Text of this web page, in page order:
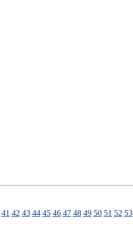
41 42 43 44 45 46 47 48 49 50 51 52 53